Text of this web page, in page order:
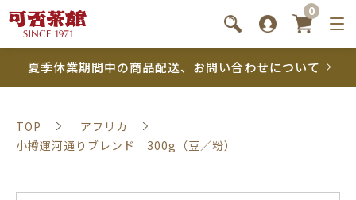
0
夏季休業期間中の商品配送、お問い合わせについて
TOP
アフリカ
小樽運河通りブレンド 300g（豆／粉）